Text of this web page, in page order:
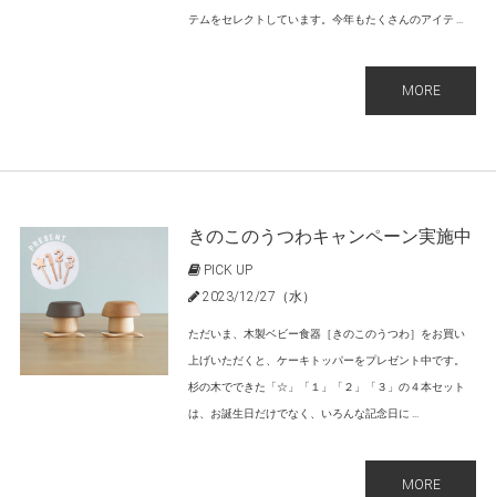
テムをセレクトしています。今年もたくさんのアイテ ...
MORE
きのこのうつわキャンペーン実施中
PICK UP
2023/12/27（水）
ただいま、木製ベビー食器［きのこのうつわ］をお買い
上げいただくと、ケーキトッパーをプレゼント中です。
杉の木でできた「☆」「１」「２」「３」の４本セット
は、お誕生日だけでなく、いろんな記念日に ...
MORE